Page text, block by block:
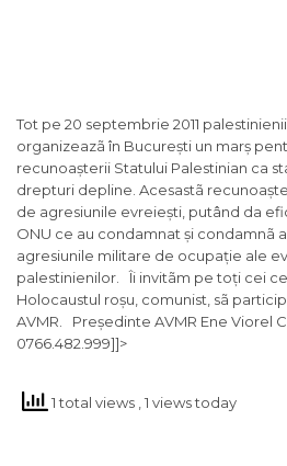
Tot pe 20 septembrie 2011
organizeazã în București un marș
recunoașterii Statului Palestinian ca
drepturi depline. Acesastã
de agresiunile evreiești, putând da
ONU ce au condamnat și condamnã
agresiunile militare de ocupație ale
palestinienilor. Îi invitãm pe toți cei
Holocaustul roșu, comunist, sã
AVMR. Președinte AVMR Ene Viorel
0766.482.999]]>
1 total views , 1 views today